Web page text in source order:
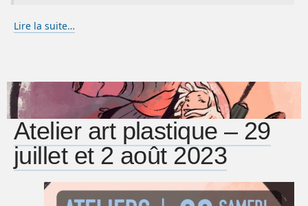
Lire la suite…
Atelier art plastique – 29
juillet et 2 août 2023